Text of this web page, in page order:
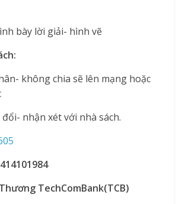
bày lời giải- hình vẽ
không chia sẽ lên mạng hoặc
nhận xét với nhà sách.
TechComBank(TCB)